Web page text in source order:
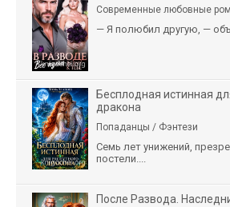
Современные любовные
— Я полюбил другую, —
Бесплодная истинная
дракона
Попаданцы / Фэнтези
Семь лет унижений,
постели....
После Развода.